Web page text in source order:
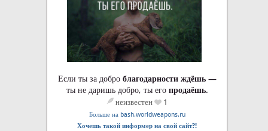
Если ты за добро благодарности ждёшь—
ты не даришь добро, ты его продаёшь.
неизвестен 1
Больше на bash.worldweapons.ru
Хочешь такой информер на свой сайт?!